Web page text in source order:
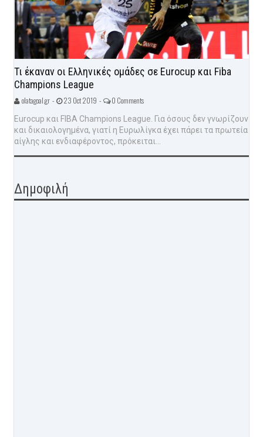
Τι έκαναν οι Ελληνικές ομάδες σε Eurocup και Fiba
Champions League
olatagoal.gr - 23 Oct 2019 - 0 Comments
Eurocup και FIBA Champions League. Για όσους δεν γνωρίζουν
και δικαιολογημένα, γιατί η Ευρωλίγκα έχει πάρει τα πρωτεία
αίγλης και ενδιαφέροντος, πρόκειται...
Δημοφιλή